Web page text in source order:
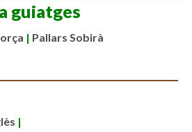
guiatges
| Pallars Sobirà
|